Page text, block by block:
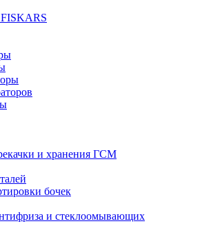
и хранения ГСМ
бочек
и стеклоомывающих